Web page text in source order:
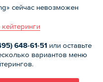
сейчас невозможен
648-61-51или оставьте
вариантов меню